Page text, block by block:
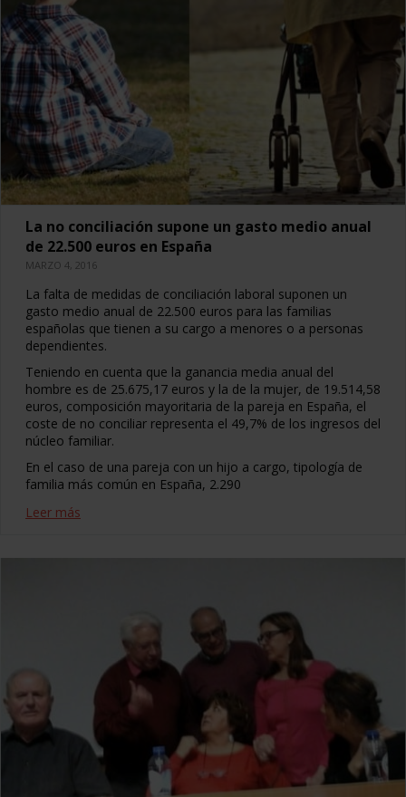
La no conciliación supone un gasto medio anual
de 22.500 euros en España
MARZO 4, 2016
La falta de medidas de conciliación laboral suponen un
gasto medio anual de 22.500 euros para las familias
españolas que tienen a su cargo a menores o a personas
dependientes.
Teniendo en cuenta que la ganancia media anual del
hombre es de 25.675,17 euros y la de la mujer, de 19.514,58
euros, composición mayoritaria de la pareja en España, el
coste de no conciliar representa el 49,7% de los ingresos del
núcleo familiar.
En el caso de una pareja con un hijo a cargo, tipología de
familia más común en España, 2.290
Leer más